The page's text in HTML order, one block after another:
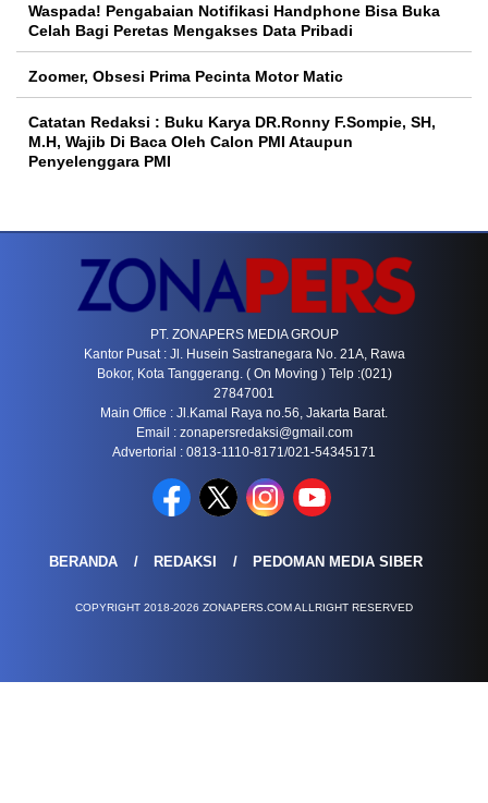
Waspada! Pengabaian Notifikasi Handphone Bisa Buka
Celah Bagi Peretas Mengakses Data Pribadi
Zoomer, Obsesi Prima Pecinta Motor Matic
Catatan Redaksi : Buku Karya DR.Ronny F.Sompie, SH,
M.H, Wajib Di Baca Oleh Calon PMI Ataupun
Penyelenggara PMI
PT. ZONAPERS MEDIA GROUP
Kantor Pusat : Jl. Husein Sastranegara No. 21A, Rawa
Bokor, Kota Tanggerang. ( On Moving ) Telp :(021)
27847001
Main Office : Jl.Kamal Raya no.56, Jakarta Barat.
Email : zonapersredaksi@gmail.com
Advertorial : 0813-1110-8171/021-54345171
BERANDA REDAKSI PEDOMAN MEDIA SIBER
COPYRIGHT 2018-2026 ZONAPERS.COM ALLRIGHT RESERVED